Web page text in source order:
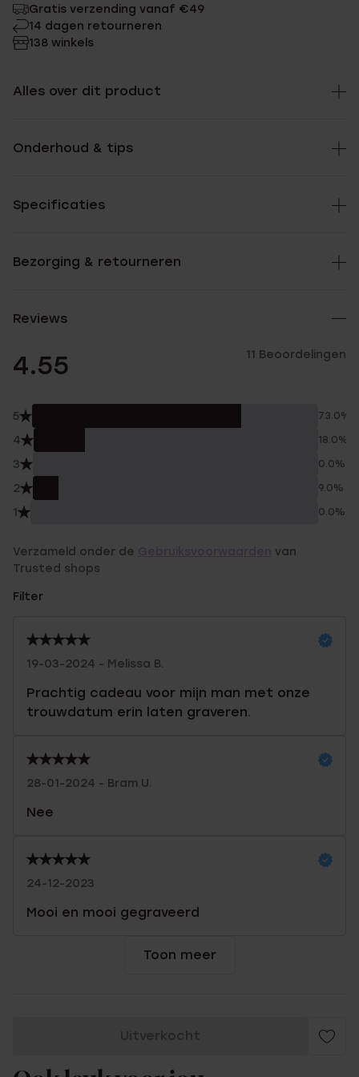
Gratis verzending vanaf €49
14 dagen retourneren
138 winkels
Alles over dit product
Onderhoud & tips
Specificaties
Bezorging & retourneren
Reviews
4.55 11 Beoordelingen
5 73.0%
4 18.0%
3 0.0%
2 9.0%
1 0.0%
Verzameld onder de
van
Trusted shops
Filter
19-03-2024 - Melissa B.
Prachtig cadeau voor mijn man met onze
trouwdatum erin laten graveren.
28-01-2024 - Bram U.
Nee
24-12-2023
Mooi en mooi gegraveerd
Toon meer
Uitverkocht